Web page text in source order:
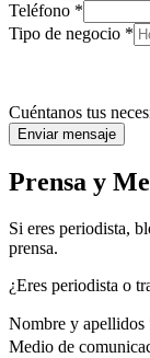
Teléfono *
Tipo de negocio *
Cuéntanos tus
Enviar mensaje
Prensa y
Si eres periodista,
prensa.
¿Eres periodista o
Nombre y apellidos
Medio de